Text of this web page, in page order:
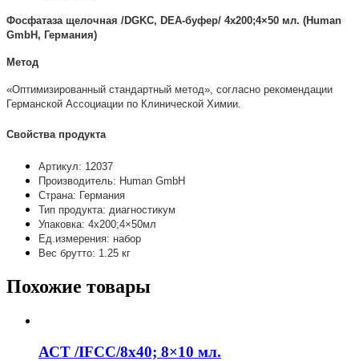
Фосфатаза щелочная /DGKC, DEA-буфер/ 4х200;4×50 мл. (Human
GmbH, Германия)
Метод
«Оптимизированный стандартный метод», согласно рекомендации
Германской Ассоциации по Клинической Химии.
Свойства продукта
Артикул: 12037
Производитель: Human GmbH
Страна: Германия
Тип продукта: диагностикум
Упаковка: 4х200;4×50мл
Ед.измерения: набор
Вес брутто: 1.25 кг
Похожие товары
АСТ /IFCC/8х40; 8×10 мл.